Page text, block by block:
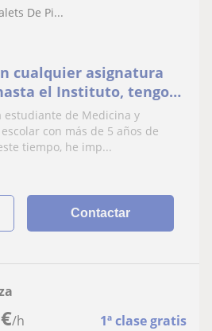
De Pi...
cualquier asignatura
el Instituto, tengo
estudiante de Medicina y
con más de 5 años de
tiempo, he imp...
Contactar
€/h 1ª clase gratis